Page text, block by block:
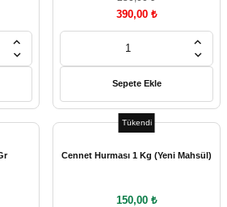
390,00 ₺
Sepete Ekle
Tükendi
Cennet Hurması 1 Kg (Yeni Mahsül)
150,00 ₺